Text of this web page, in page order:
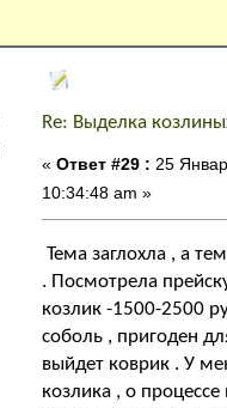
Re: Выделка
« Ответ #29 : 25
10:34:48 am »
Тема заглохла , а
. Посмотрела
козлик -1500-2500
соболь , пригоден
выйдет коврик . У
козлика , о